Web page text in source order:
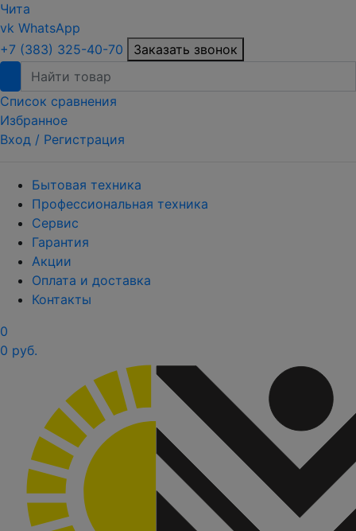
Чита
vk WhatsApp
+7 (383) 325-40-70
Заказать звонок
Список сравнения
Избранное
Вход / Регистрация
Бытовая техника
Профессиональная техника
Сервис
Гарантия
Акции
Оплата и доставка
Контакты
0
0 руб.